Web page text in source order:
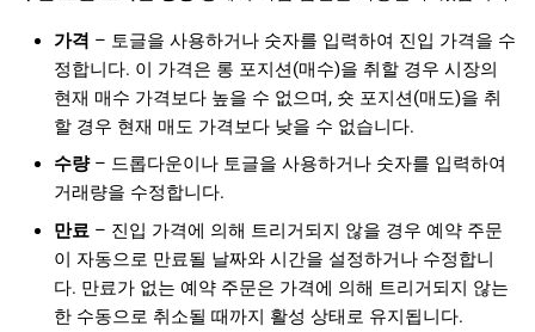
가격 – 토글을 사용하거나 숫자를 입력하여 진입 가격을 수
정합니다. 이 가격은 롱 포지션(매수)을 취할 경우 시장의
현재 매수 가격보다 높을 수 없으며, 숏 포지션(매도)을 취
할 경우 현재 매도 가격보다 낮을 수 없습니다.
수량– 드롭다운이나 토글을 사용하거나 숫자를 입력하여
거래량을 수정합니다.
만료– 진입 가격에 의해 트리거되지 않을 경우 예약 주문
이 자동으로 만료될 날짜와 시간을 설정하거나 수정합니
다. 만료가 없는 예약 주문은 가격에 의해 트리거되지 않는
한 수동으로 취소될 때까지 활성 상태로 유지됩니다.